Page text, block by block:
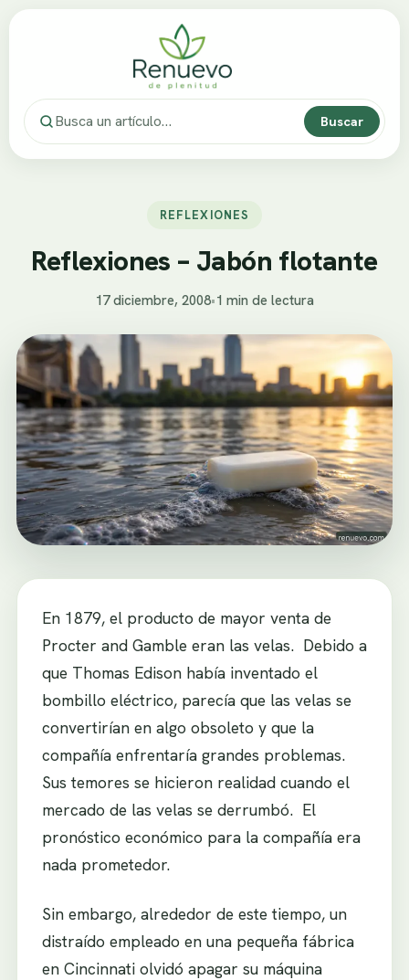
Buscar
REFLEXIONES
Reflexiones – Jabón flotante
17 diciembre, 2008•1 min de lectura
En 1879, el producto de mayor venta de
Procter and Gamble eran las velas. Debido a
que Thomas Edison había inventado el
bombillo eléctrico, parecía que las velas se
convertirían en algo obsoleto y que la
compañía enfrentaría grandes problemas.
Sus temores se hicieron realidad cuando el
mercado de las velas se derrumbó. El
pronóstico económico para la compañía era
nada prometedor.
Sin embargo, alrededor de este tiempo, un
distraído empleado en una pequeña fábrica
en Cincinnati olvidó apagar su máquina